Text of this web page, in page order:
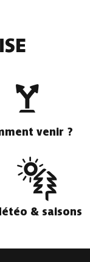
venir ?
& saisons